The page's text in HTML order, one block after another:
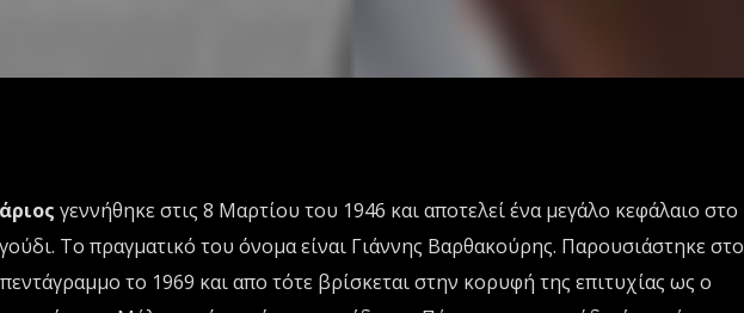
γεννήθηκε στις 8 Μαρτίου του 1946 και αποτελεί ένα μεγάλο κεφάλαιο στο
Το πραγματικό του όνομα είναι Γιάννης Βαρθακούρης. Παρουσιάστηκε στο
το 1969 και απο τότε βρίσκεται στην κορυφή της επιτυχίας ως ο